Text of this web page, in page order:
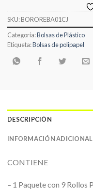
SKU:BOROREBA01CJ
Categoría:Bolsas de Plástico
Etiqueta:Bolsas de polipapel
DESCRIPCIÓN
INFORMACIÓN ADICIONAL
CONTIENE
– 1 Paquete con 9 Rollos